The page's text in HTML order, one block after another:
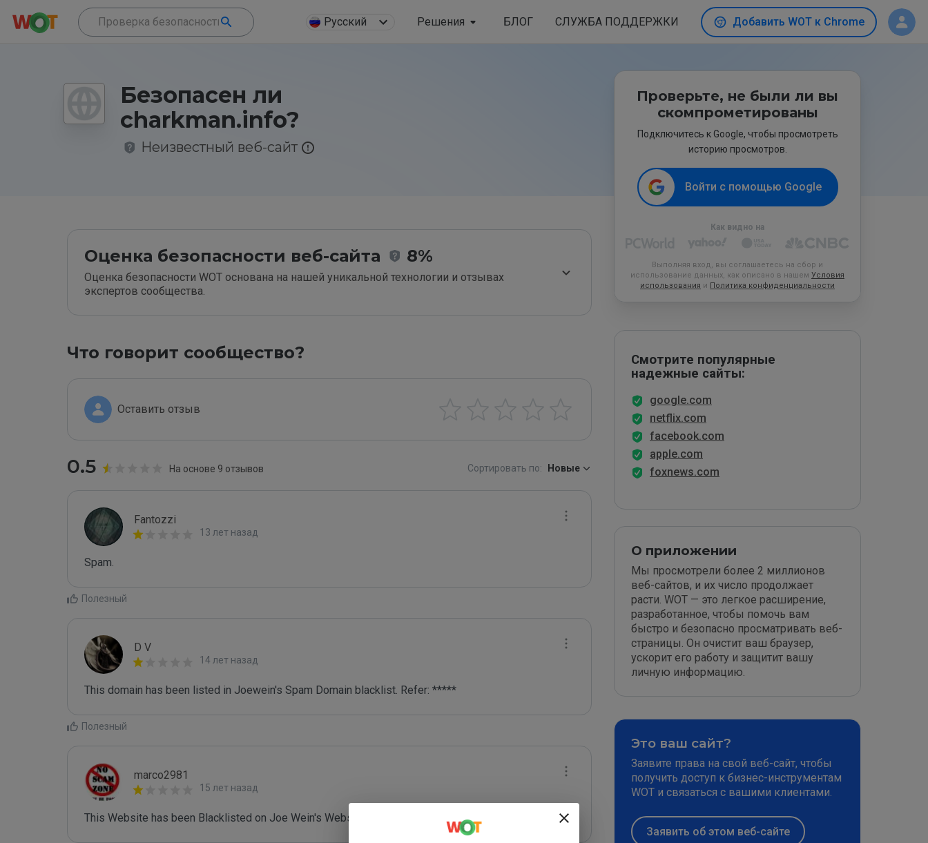
Русский Решения БЛОГ СЛУЖБА ПОДДЕРЖКИ Добавить WOT к Chrome
Безопасен ли
charkman.info?
Неизвестный веб-сайт
Оценка безопасности веб-сайта 8%
Оценка безопасности WOT основана на нашей уникальной технологии и отзывах
экспертов сообщества.
Что говорит сообщество?
Оставить отзыв
0.5 На основе 9 отзывов Сортировать по: Новые
Fantozzi
13 лет назад
Spаm.
Полезный
D V
14 лет назад
This domain has been listed in Joewein's Spam Domain blacklist. Refer: *****
Полезный
marco2981
15 лет назад
This Website has been Blacklisted on Joe Wein's Website - *****
Проверьте, не были ли вы
скомпрометированы
Подключитесь к Google, чтобы просмотреть
историю просмотров.
Войти с помощью Google
Как видно на
Выполняя вход, вы соглашаетесь на сбор и
использование данных, как описано в нашем Условия
использования и Политика конфиденциальности
Смотрите популярные
надежные сайты:
google.com
netflix.com
facebook.com
apple.com
foxnews.com
О приложении
Мы просмотрели более 2 миллионов
веб-сайтов, и их число продолжает
расти. WOT — это легкое расширение,
разработанное, чтобы помочь вам
быстро и безопасно просматривать веб-
страницы. Он очистит ваш браузер,
ускорит его работу и защитит вашу
личную информацию.
Это ваш сайт?
Заявите права на свой веб-сайт, чтобы
получить доступ к бизнес-инструментам
WOT и связаться с вашими клиентами.
Заявить об этом веб-сайте